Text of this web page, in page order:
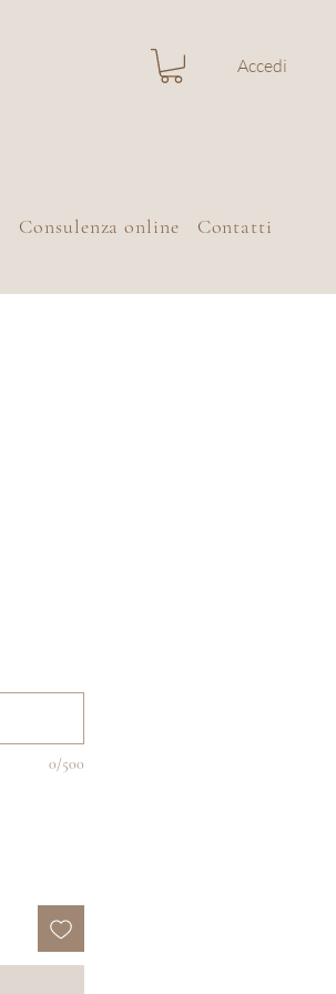
Accedi
Consulenza online Contatti
0/500